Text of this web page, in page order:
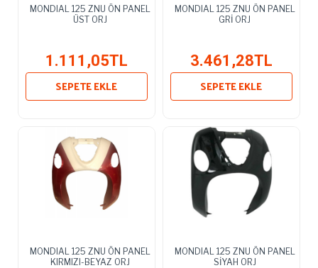
MONDIAL 125 ZNU ÖN PANEL
ÜST ORJ
1.111,05TL
SEPETE EKLE
MONDIAL 125 ZNU ÖN PANEL
GRİ ORJ
3.461,28TL
SEPETE EKLE
MONDIAL 125 ZNU ÖN PANEL
KIRMIZI-BEYAZ ORJ
MONDIAL 125 ZNU ÖN PANEL
SİYAH ORJ